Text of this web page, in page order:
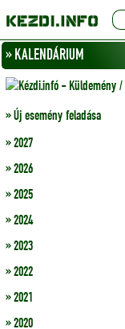
» KALENDÁRIUM
» Új esemény feladása
» 2027
» 2026
» 2025
» 2024
» 2023
» 2022
» 2021
» 2020